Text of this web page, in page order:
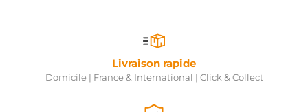
Livraison rapide
Domicile | France & International | Click & Collect